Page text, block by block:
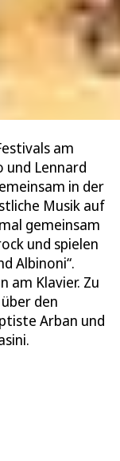
am
und Lennard
in der
Musik auf
gemeinsam
und spielen
Albinoni“.
am Klavier. Zu
den
Arban und